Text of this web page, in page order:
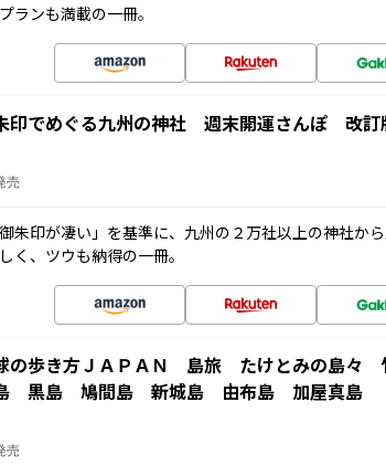
ランも満載の一冊。
印でめぐる九州の神社 週末開運さんぽ 改訂
売
御朱印が凄い」を基準に、九州の２万社以上の神社か
く、ツウも納得の一冊。
の歩き方ＪＡＰＡＮ 島旅 たけとみの島
黒島 鳩間島 新城島 由布島 加屋真島
売